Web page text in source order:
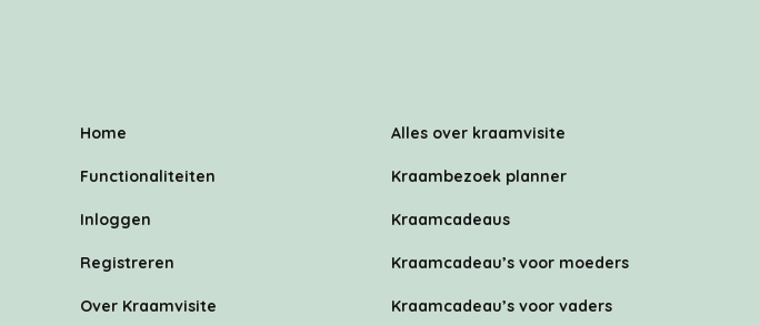
Home
Functionaliteiten
Inloggen
Registreren
Over Kraamvisite
Alles over kraamvisite
Kraambezoek planner
Kraamcadeaus
Kraamcadeau’s voor moeders
Kraamcadeau’s voor vaders